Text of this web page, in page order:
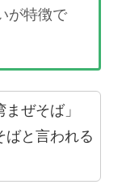
が特徴で
ぜそば」
ばと言われる